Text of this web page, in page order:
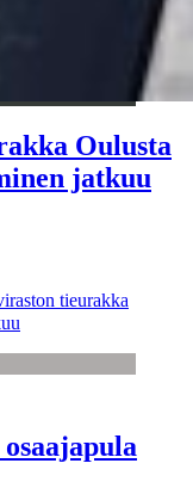
Oulusta
jatkuu
tieurakka